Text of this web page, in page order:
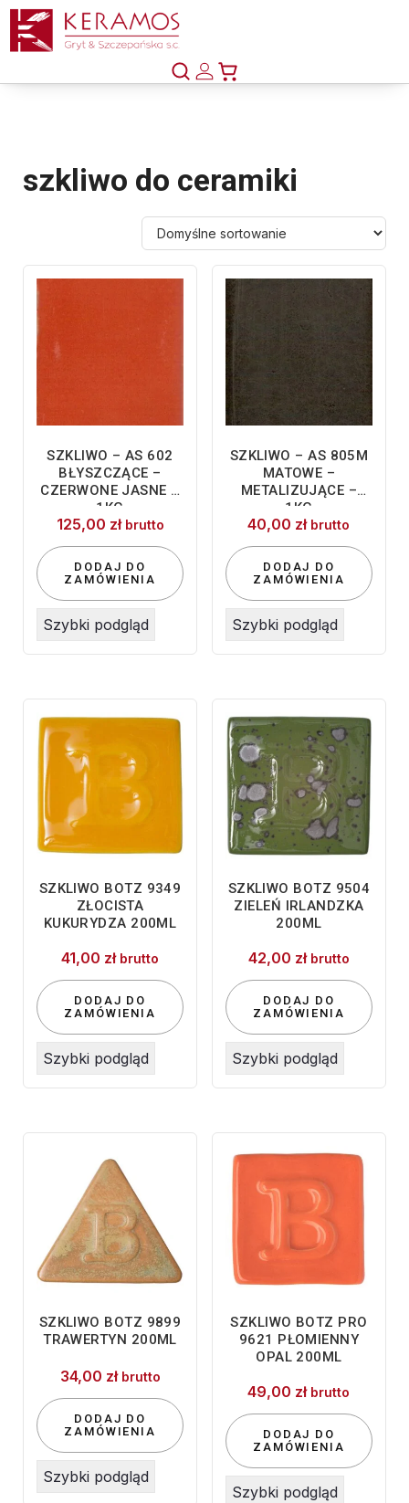
szkliwo do ceramiki
SZKLIWO – AS 602
BŁYSZCZĄCE –
CZERWONE JASNE –
1KG
125,00 zł brutto
DODAJ DO
ZAMÓWIENIA
Szybki podgląd
SZKLIWO – AS 805M
MATOWE –
METALIZUJĄCE –
1KG
40,00 zł brutto
DODAJ DO
ZAMÓWIENIA
Szybki podgląd
SZKLIWO BOTZ 9349
ZŁOCISTA
KUKURYDZA 200ML
41,00 zł brutto
DODAJ DO
ZAMÓWIENIA
Szybki podgląd
SZKLIWO BOTZ 9504
ZIELEŃ IRLANDZKA
200ML
42,00 zł brutto
DODAJ DO
ZAMÓWIENIA
Szybki podgląd
SZKLIWO BOTZ 9899
TRAWERTYN 200ML
34,00 zł brutto
DODAJ DO
ZAMÓWIENIA
Szybki podgląd
SZKLIWO BOTZ PRO
9621 PŁOMIENNY
OPAL 200ML
49,00 zł brutto
DODAJ DO
ZAMÓWIENIA
Szybki podgląd